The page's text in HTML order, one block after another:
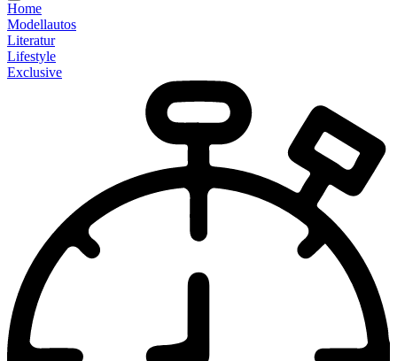
Home
Modellautos
Literatur
Lifestyle
Exclusive